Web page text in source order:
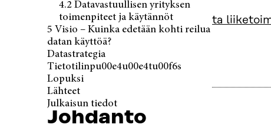
4.2 Datavastuullisen yrityksen
toimenpiteet ja käytännöt
5 Visio – Kuinka edetään kohti reilua
datan käyttöä?
Datastrategia
Tietotilinpu00e4u00e4tu00f6s
Lopuksi
Lähteet
Julkaisun tiedot
Data osana vastuullista
Johdanto